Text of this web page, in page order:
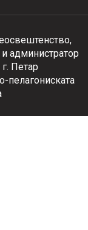
администратор
Петар
пелагониската